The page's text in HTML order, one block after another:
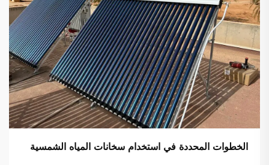
الخطوات المحددة في استخدام سخانات المياه الشمسية